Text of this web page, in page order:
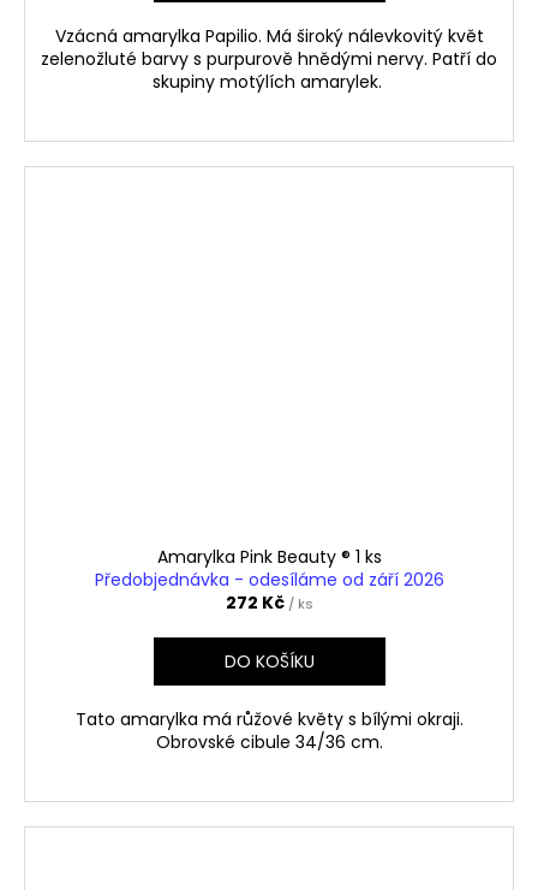
Vzácná amarylka Papilio. Má široký nálevkovitý květ
zelenožluté barvy s purpurově hnědými nervy. Patří do
skupiny motýlích amarylek.
Amarylka Pink Beauty ® 1 ks
Předobjednávka - odesíláme od září 2026
272 Kč / ks
DO KOŠÍKU
Tato amarylka má růžové květy s bílými okraji.
Obrovské cibule 34/36 cm.